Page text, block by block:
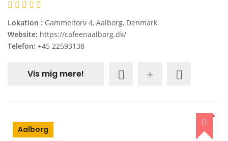
Lokation : Gammeltorv 4, Aalborg, Denmark
Website: https://cafeenaalborg.dk/
Telefon: +45 22593138
Vis mig mere!
Aalborg